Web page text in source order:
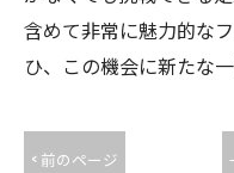
含めて非常に魅力的な
ひ、この機会に新たな
< 前のページ